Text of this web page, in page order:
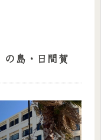
の島・日間賀